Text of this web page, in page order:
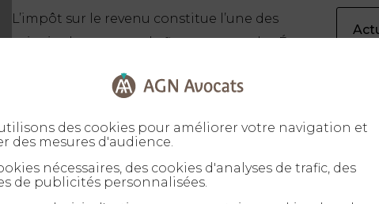
L’impôt sur le revenu constitue l’une des
principales sources de financement des États
Lire la suite
des cookies pour améliorer votre navigation et
des mesures d'audience.
nécessaires, des cookies d'analyses de trafic, des
de publicités personnalisées.